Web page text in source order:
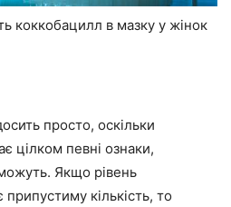
коккобацилл в мазку у жінок
просто, оскільки
цілком певні ознаки,
Якщо рівень
кількість, то